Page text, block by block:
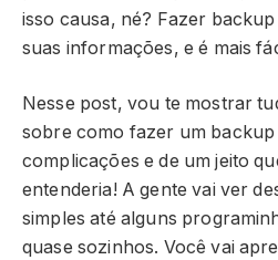
isso causa, né? Fazer
suas informações, e é mais
Nesse post, vou te mostrar
sobre como fazer um backup
complicações e de um jeito
entenderia! A gente vai ver
simples até alguns
quase sozinhos. Você vai